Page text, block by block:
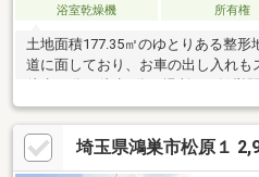
浴室乾燥機
所有権
土地面積177.35㎡のゆとりある整
道に面しており、お車の出し入れも
勤・通学にも便利です。全居室6帖
いただけます。リビングとキッチ
もキッチンが見えにくく、生活感を
ン背面にはゆとりがあり、大型の
埼玉県鴻巣市松原１